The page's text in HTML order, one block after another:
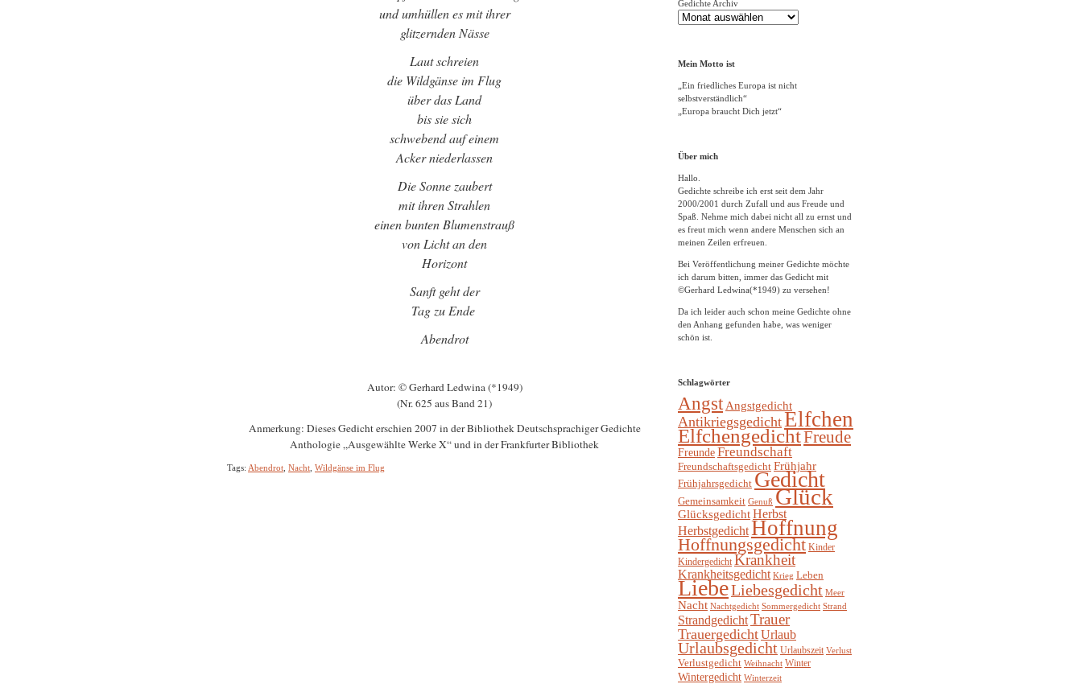
und umhüllen es mit ihrer
glitzernden Nässe
Laut schreien
die Wildgänse im Flug
über das Land
bis sie sich
schwebend auf einem
Acker niederlassen
Die Sonne zaubert
mit ihren Strahlen
einen bunten Blumenstrauß
von Licht an den
Horizont
Sanft geht der
Tag zu Ende
Abendrot
Autor: © Gerhard Ledwina (*1949)
(Nr. 625 aus Band 21)
Anmerkung: Dieses Gedicht erschien 2007 in der Bibliothek Deutschsprachiger Gedichte
Anthologie „Ausgewählte Werke X“ und in der Frankfurter Bibliothek
Tags: Abendrot Nacht Wildgänse im Flug
Gedichte Archiv
Mein Motto ist
„Ein friedliches Europa ist nicht
selbstverständlich“
„Europa braucht Dich jetzt“
Über mich
Hallo.
Gedichte schreibe ich erst seit dem Jahr
2000/2001 durch Zufall und aus Freude und
Spaß. Nehme mich dabei nicht all zu ernst und
es freut mich wenn andere Menschen sich an
meinen Zeilen erfreuen.
Bei Veröffentlichung meiner Gedichte möchte
ich darum bitten, immer das Gedicht mit
©Gerhard Ledwina(*1949) zu versehen!
Da ich leider auch schon meine Gedichte ohne
den Anhang gefunden habe, was weniger
schön ist.
Schlagwörter
Angst Angstgedicht
AntikriegsgedichtElfchen
ElfchengedichtFreude
FreundeFreundschaft
Freundschaftsgedicht Frühjahr
Frühjahrsgedicht Gedicht
Gemeinsamkeit Genuß Glück
GlücksgedichtHerbst
HerbstgedichtHoffnung
Hoffnungsgedicht Kinder
Kindergedicht Krankheit
Krankheitsgedicht Krieg Leben
LiebeLiebesgedicht Meer
Nacht Nachtgedicht Sommergedicht Strand
StrandgedichtTrauer
TrauergedichtUrlaub
Urlaubsgedicht Urlaubszeit Verlust
Verlustgedicht Weihnacht Winter
Wintergedicht Winterzeit